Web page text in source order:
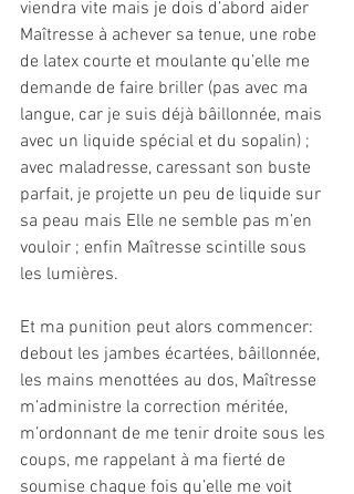
viendra vite mais je dois d’abord aider
Maîtresse à achever sa tenue, une robe
de latex courte et moulante qu’elle me
demande de faire briller (pas avec ma
langue, car je suis déjà bâillonnée, mais
avec un liquide spécial et du sopalin) ;
avec maladresse, caressant son buste
parfait, je projette un peu de liquide sur
sa peau mais Elle ne semble pas m’en
vouloir ; enfin Maîtresse scintille sous
les lumières.
Et ma punition peut alors commencer:
debout les jambes écartées, bâillonnée,
les mains menottées au dos, Maîtresse
m’administre la correction méritée,
m’ordonnant de me tenir droite sous les
coups, me rappelant à ma fierté de
soumise chaque fois qu’elle me voit